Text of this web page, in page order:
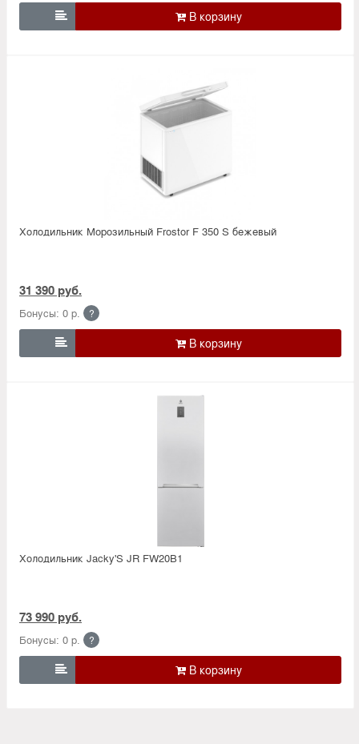

Холодильник Морозильный Frostor F 350 S бежевый
31 390 руб.
Бонусы: 0 р. ?

Холодильник Jacky'S JR FW20B1
73 990 руб.
Бонусы: 0 р. ?
